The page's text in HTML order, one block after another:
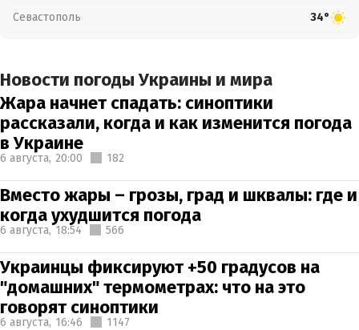
Севастополь 34°
Новости погоды Украины и мира
Жара начнет спадать: синоптики
рассказали, когда и как изменится погода
в Украине
6 августа, 20:00 182
Вместо жары – грозы, град и шквалы: где и
когда ухудшится погода
6 августа, 18:54 566
Украинцы фиксируют +50 градусов на
"домашних" термометрах: что на это
говорят синоптики
6 августа, 16:46 1147